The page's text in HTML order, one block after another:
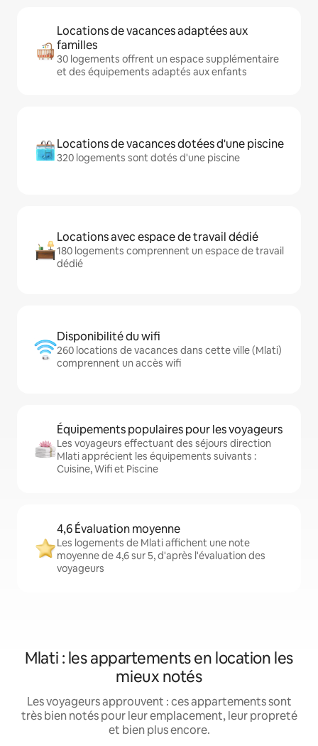
Locations de vacances adaptées aux
familles
30 logements offrent un espace supplémentaire
et des équipements adaptés aux enfants
Locations de vacances dotées d'une piscine
320 logements sont dotés d'une piscine
Locations avec espace de travail dédié
180 logements comprennent un espace de travail
dédié
Disponibilité du wifi
260 locations de vacances dans cette ville (Mlati)
comprennent un accès wifi
Équipements populaires pour les voyageurs
Les voyageurs effectuant des séjours direction
Mlati apprécient les équipements suivants :
Cuisine, Wifi et Piscine
4,6 Évaluation moyenne
Les logements de Mlati affichent une note
moyenne de 4,6 sur 5, d'après l'évaluation des
voyageurs
Mlati : les appartements en location les
mieux notés
Les voyageurs approuvent : ces appartements sont
très bien notés pour leur emplacement, leur propreté
et bien plus encore.